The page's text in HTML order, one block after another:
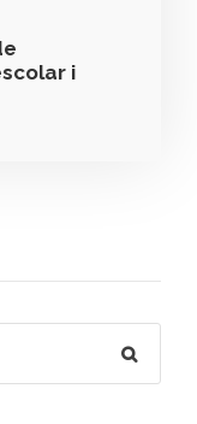
i